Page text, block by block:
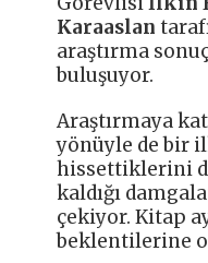
Karaaslan
araştırma
buluşuyor.
Araştırmaya
yönüyle de bir
hissettiklerini
kaldığı
çekiyor. Kitap
beklentilerine